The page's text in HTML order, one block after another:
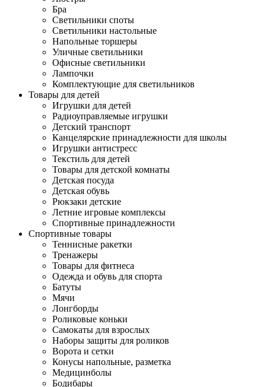
Бра
Светильники споты
Светильники настольные
Напольные торшеры
Уличные светильники
Офисные светильники
Лампочки
Комплектующие для светильников
Товары для детей
Игрушки для детей
Радиоуправляемые игрушки
Детский транспорт
Канцелярские принадлежности для школы
Игрушки антистресс
Текстиль для детей
Товары для детской комнаты
Детская посуда
Детская обувь
Рюкзаки детские
Летние игровые комплексы
Спортивные принадлежности
Спортивные товары
Теннисные ракетки
Тренажеры
Товары для фитнеса
Одежда и обувь для спорта
Батуты
Мячи
Лонгборды
Роликовые коньки
Самокаты для взрослых
Наборы защиты для роликов
Ворота и сетки
Конусы напольные, разметка
Медицинболы
Бодибары